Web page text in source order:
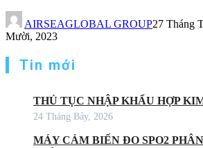
AIRSEAGLOBAL GROUP27 Tháng
Mười, 2023
Tin mới
THỦ TỤC NHẬP KHẨU HỢP
24 Tháng Bảy, 2026
MÁY CẢM BIẾN ĐO SPO2